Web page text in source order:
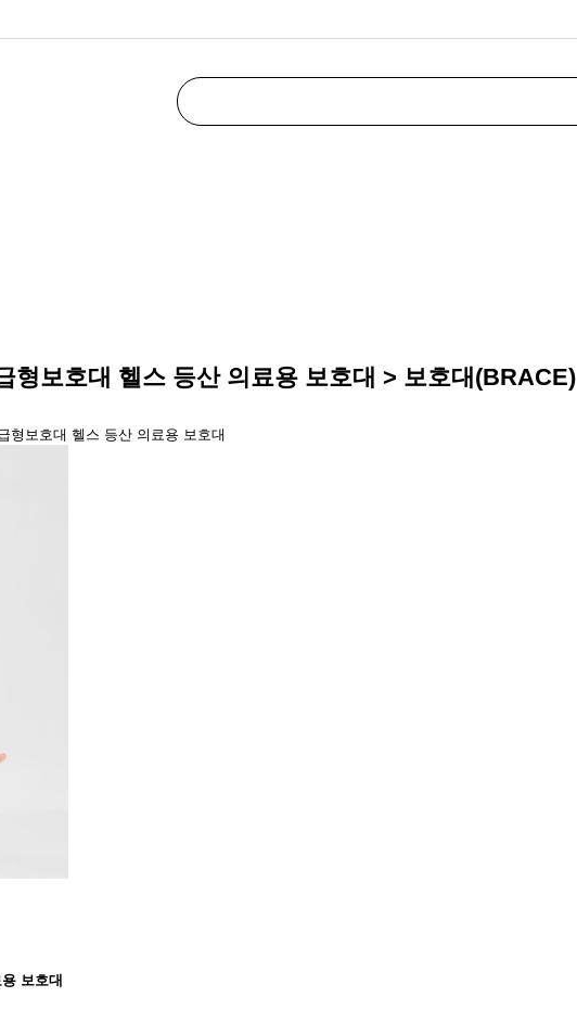
형보호대 헬스 등산 의료용 보호대 > 보호대(BRACE)
형보호대 헬스 등산 의료용 보호대
보호대